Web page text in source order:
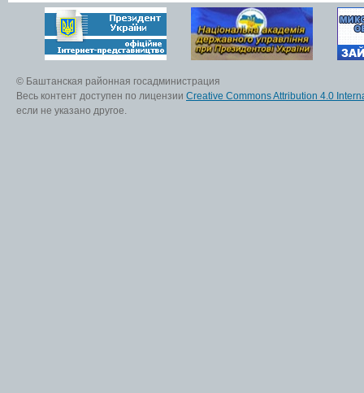
© Баштанская районная госадминистрация
Весь контент доступен по лицензии Creative Commons Attribution 4.0
если не указано другое.